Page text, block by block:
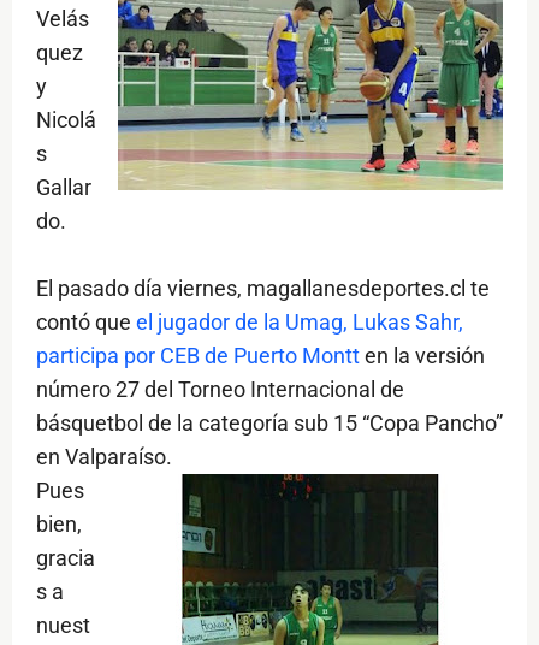
Velás
quez
y
Nicolá
s
Gallar
do.
El pasado día viernes, magallanesdeportes.cl te
contó que el jugador de la Umag, Lukas Sahr,
participa por CEB de Puerto Montten la versión
número 27 del Torneo Internacional de
básquetbol de la categoría sub 15 “Copa Pancho”
en Valparaíso.
Pues
bien,
gracia
s a
nuest